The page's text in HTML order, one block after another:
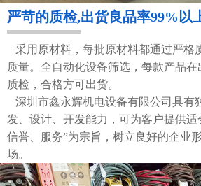
严苛的质检,出货良品率99%以
采用原材料，每批原材料都通过严格
质量。全自动化设备筛选，每款产品
质检，合格方可出货。
深圳市鑫永辉机电设备有限公司具有
发、设计、开发能力，可为客户提供适
信誉、服务”为宗旨，树立良好的企业
场。